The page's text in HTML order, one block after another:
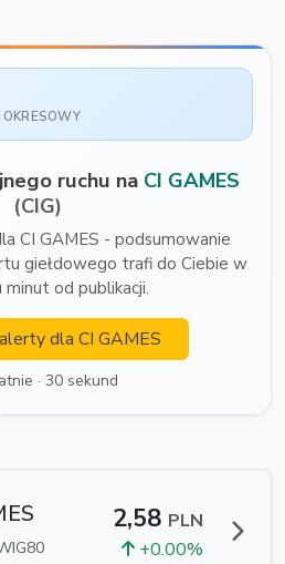
ruchu na CI GAMES
(CIG)
CI GAMES - podsumowanie
giełdowego trafi do Ciebie w
minut od publikacji.
dla CI GAMES
· 30 sekund
2,58 PLN
+0.00%